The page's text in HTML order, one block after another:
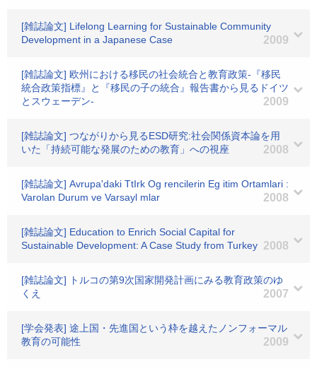
[雑誌論文] Lifelong Learning for Sustainable Community
Development in a Japanese Case
2009
[雑誌論文] 欧州における移民の社会統合と教育政策-『移民
統合政策指標』と『移民の子の統合』報告書から見るドイツ
とスウェーデン-
2009
[雑誌論文] つながりから見るESD研究:社会関係資本論を用
いた「持続可能な発展のための教育」への視座
2008
[雑誌論文] Avrupa'daki TtIrk Og rencilerin Eg itim Ortamlari :
Varolan Durum ve Varsayl mlar
2008
[雑誌論文] Education to Enrich Social Capital for
Sustainable Development: A Case Study from Turkey 2008
[雑誌論文] トルコの第9次国家開発計画にみる教育政策のゆ
くえ
2007
[学会発表] 途上国・先進国という枠を越えたノンフォーマル
教育の可能性
2009